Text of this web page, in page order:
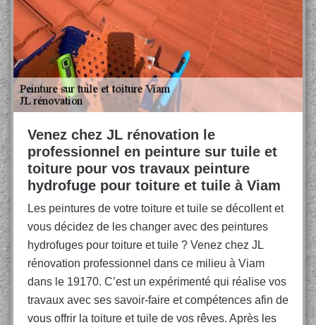
Venez chez JL rénovation le
professionnel en peinture sur tuile et
toiture pour vos travaux peinture
hydrofuge pour toiture et tuile à Viam
Les peintures de votre toiture et tuile se décollent et
vous décidez de les changer avec des peintures
hydrofuges pour toiture et tuile ? Venez chez JL
rénovation professionnel dans ce milieu à Viam
dans le 19170. C’est un expérimenté qui réalise vos
travaux avec ses savoir-faire et compétences afin de
vous offrir la toiture et tuile de vos rêves. Après les